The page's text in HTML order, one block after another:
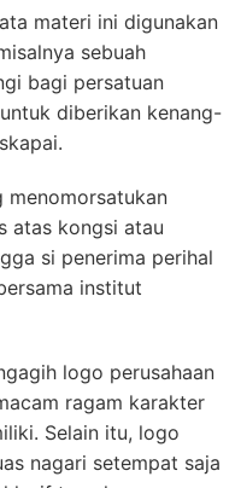
materi ini digunakan
sebuah
bagi persatuan
diberikan kenang-
menomorsatukan
atas kongsi atau
si penerima perihal
institut
logo perusahaan
ragam karakter
Selain itu, logo
nagari setempat saja